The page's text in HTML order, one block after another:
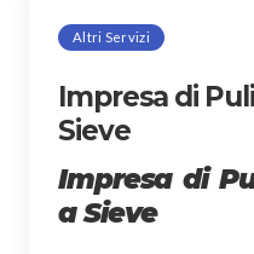
Altri Servizi
Impresa di
Sieve
Impresa di
a Sieve